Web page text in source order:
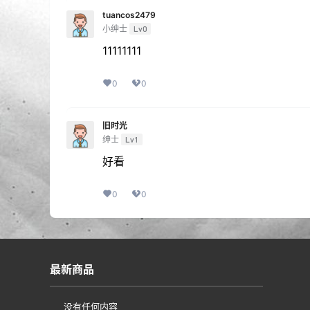
tuancos2479
小绅士 Lv0
11111111
0 0
旧时光
绅士 Lv1
好看
0 0
最新商品
没有任何内容